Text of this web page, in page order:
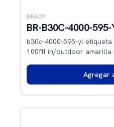
BRADY
BR-B30C-4000-595-
b30c-4000-595-yl
100ftl in/outdoor amarilla
Agregar